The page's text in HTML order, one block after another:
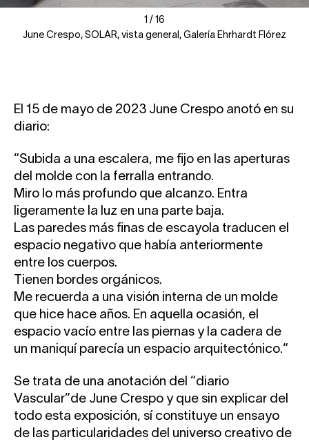
1 / 16
1 / 16
June Crespo, SOLAR, vista general, Galería Ehrhardt Flórez
El 15 de mayo de 2023 June Crespo anotó en su
diario:
“Subida a una escalera, me fijo en las aperturas
del molde con la ferralla entrando.
Miro lo más profundo que alcanzo. Entra
ligeramente la luz en una parte baja.
Las paredes más finas de escayola traducen el
espacio negativo que había anteriormente
entre los cuerpos.
Tienen bordes orgánicos.
Me recuerda a una visión interna de un molde
que hice hace años. En aquella ocasión, el
espacio vacío entre las piernas y la cadera de
un maniquí parecía un espacio arquitectónico.“
Se trata de una anotación del “diario
Vascular”de June Crespo y que sin explicar del
todo esta exposición, sí constituye un ensayo
de las particularidades del universo creativo de